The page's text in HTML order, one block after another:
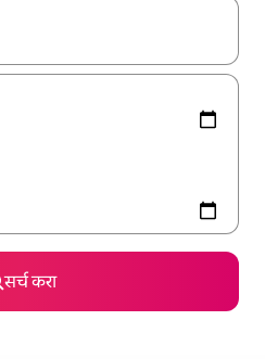
वरच्या आणि खाली बाणांच्या किजसह
सर्च करा